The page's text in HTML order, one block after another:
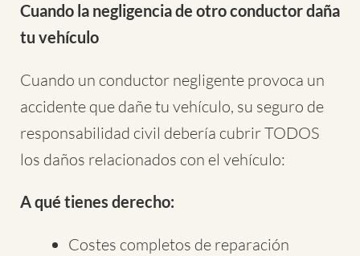
Cuando la negligencia de otro conductor daña
tu vehículo
Cuando un conductor negligente provoca un
accidente que dañe tu vehículo, su seguro de
responsabilidad civil debería cubrir TODOS
los daños relacionados con el vehículo:
A qué tienes derecho:
Costes completos de reparación